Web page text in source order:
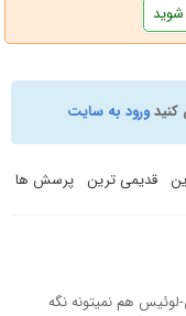
شوید
کنیدورود به سایت
قدیمی ترین پرسش ها
هم نمیتونه نگه